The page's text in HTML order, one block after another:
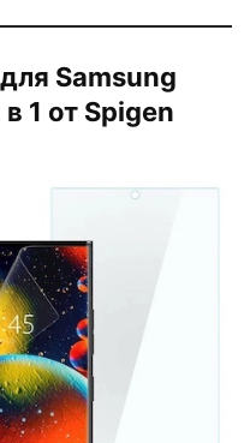
Samsung
1 от Spigen